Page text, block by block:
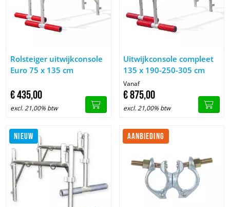
Image Rolsteiger uitwijkconsole Euro 75 x 135 cm
Rolsteiger uitwijkconsole
Euro 75 x 135 cm
€435,00
excl. 21,00% btw
Image Uitwijkconsole
Uitwijkconsole compleet
135 x 190-250-305 cm
Vanaf
€875,00
excl. 21,00% btw
NIEUW AANBIEDING